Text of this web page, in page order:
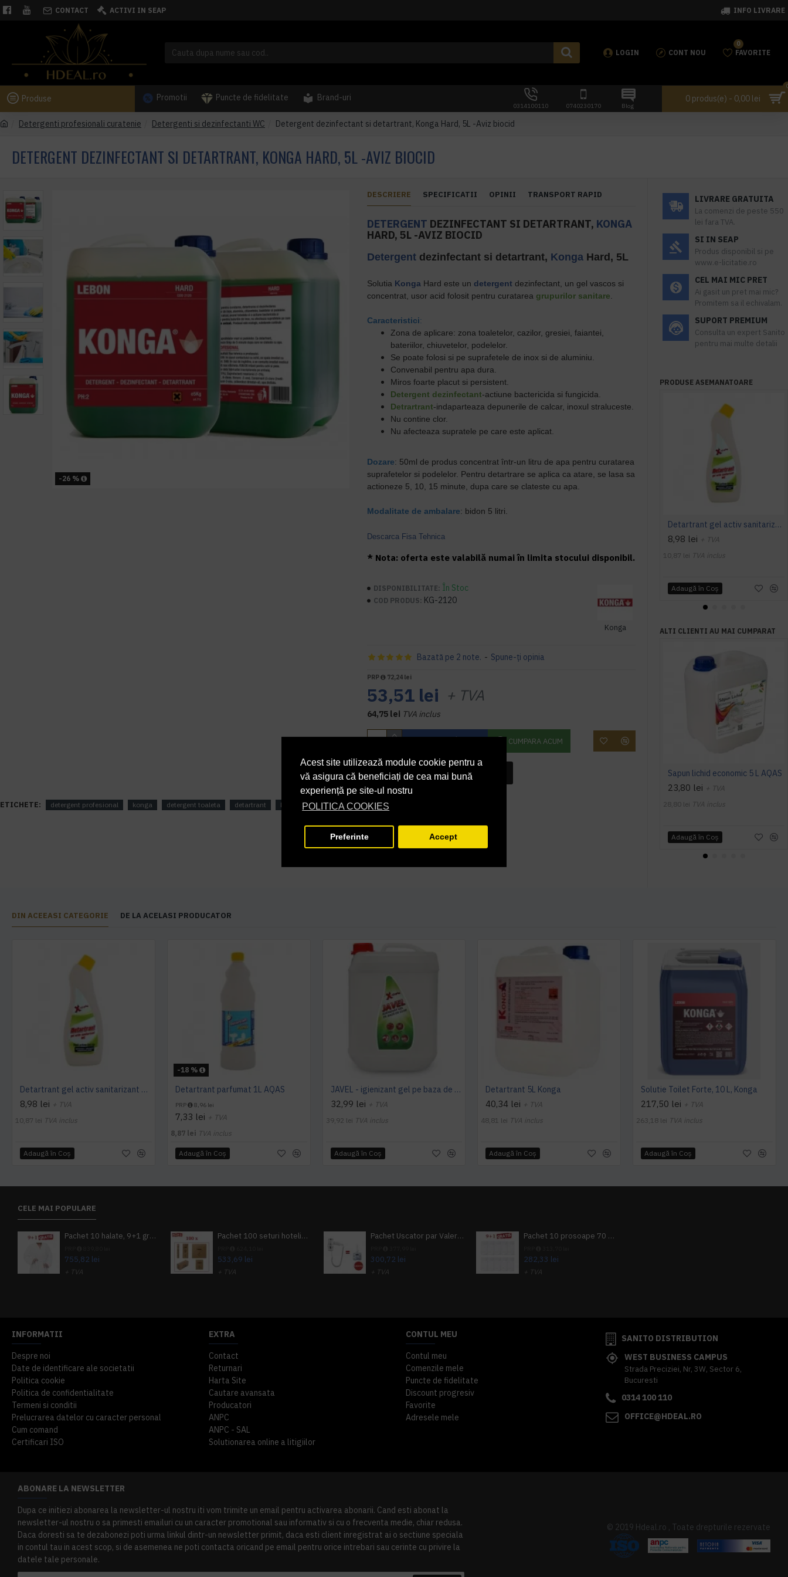
Acest site utilizează module cookie pentru a
vă asigura că beneficiați de cea mai bună
experiență pe site-ul nostru
POLITICA COOKIES
Preferinte Accept
CONTACT ACTIVI IN SEAP INFO LIVRARE
LOGIN CONT NOU FAVORITE
0
Produse Promotii Puncte de fidelitate Brand-uri
0314100110 0740230170 Blog
0 produs(e) - 0,00 lei
Detergenti profesionali curatenie Detergenti si dezinfectanti WC Detergent dezinfectant si detartrant, Konga Hard, 5L -Aviz biocid
DETERGENT DEZINFECTANT SI DETARTRANT, KONGA HARD, 5L -AVIZ BIOCID
-26 %
DESCRIERE SPECIFICATII OPINII TRANSPORT RAPID
DETERGENT DEZINFECTANT SI DETARTRANT, KONGA
HARD, 5L -AVIZ BIOCID
Detergent dezinfectant si detartrant, Konga Hard, 5L
Solutia Konga Hard este un detergent dezinfectant, un gel vascos si
concentrat, usor acid folosit pentru curatarea grupurilor sanitare
Caracteristici:
Zona de aplicare: zona toaletelor, cazilor, gresiei, faiantei,
bateriilor, chiuvetelor, podelelor.
Se poate folosi si pe suprafetele de inox si de aluminiu.
Convenabil pentru apa dura.
Miros foarte placut si persistent.
Detergent dezinfectant-actiune bactericida si fungicida.
Detrartrant-indaparteaza depunerile de calcar, inoxul straluceste.
Nu contine clor.
Nu afecteaza supratele pe care este aplicat.
Dozare: 50ml de produs concentrat într-un litru de apa pentru curatarea
suprafetelor si podelelor. Pentru detartrare se aplica ca atare, se lasa sa
actioneze 5, 10, 15 minute, dupa care se clateste cu apa.
Modalitate de ambalare: bidon 5 litri.
Descarca Fisa Tehnica
* Nota: oferta este valabilă numai în limita stocului disponibil.
DISPONIBILITATE: În Stoc
COD PRODUS: KG-2120
Konga
Bazată pe 2 note. - Spune-ţi opinia
PRP 72,24 lei
53,51 lei + TVA
64,75 lei TVA inclus
CUMPARA ACUM
INTREABA DESPRE ACEST PRODUS
ETICHETE: detergent profesional konga detergent toaleta detartrant konga hard aviz biocid
LIVRARE GRATUITA
La comenzi de peste 550
lei fara TVA.
SI IN SEAP
Produs disponibil si pe
www.e-licitatie.ro
CEL MAI MIC PRET
Ai gasit un pret mai mic?
Promitem sa il echivalam.
SUPORT PREMIUM
Consulta un expert Sanito
pentru mai multe detalii
PRODUSE ASEMANATOARE
Detartrant gel activ sanitarizant 750ml AQAS
8,98 lei + TVA
10,87 lei TVA inclus
Adaugă în Coş
ALTI CLIENTI AU MAI CUMPARAT
Sapun lichid economic 5 L AQAS
23,80 lei + TVA
28,80 lei TVA inclus
Adaugă în Coş
DIN ACEEASI CATEGORIE DE LA ACELASI PRODUCATOR
Detartrant gel activ sanitarizant 750ml AQAS
8,98 lei + TVA
10,87 lei TVA inclus
Adaugă în Coş
-18 %
Detartrant parfumat 1L AQAS
PRP 8,96 lei
7,33 lei + TVA
8,87 lei TVA inclus
Adaugă în Coş
JAVEL - igienizant gel pe baza de clor 5 L AQAS
32,99 lei + TVA
39,92 lei TVA inclus
Adaugă în Coş
Detartrant 5L Konga
40,34 lei + TVA
48,81 lei TVA inclus
Adaugă în Coş
Solutie Toilet Forte, 10 L, Konga
217,50 lei + TVA
263,18 lei TVA inclus
Adaugă în Coş
CELE MAI POPULARE
Pachet 10 halate, 9+1 gratuit
755,82 lei
+ TVA
Pachet 100 seturi hoteliere, set dentar, set barbierit, casca de dus, pila unghii, set cusut
533,69 lei
+ TVA
Pachet Uscator par Valera Action Super Plus + GRATUIT Sampon si gel de dus Tork
300,72 lei
+ TVA
Pachet 10 prosoape 70 x 140cm 9 + 1 gratuit
282,33 lei
+ TVA
INFORMATII
Despre noi
Date de identificare ale societatii
Politica cookie
Politica de confidentialitate
Termeni si conditii
Prelucrarea datelor cu caracter personal
Cum comand
Certificari ISO
EXTRA
Contact
Returnari
Harta Site
Cautare avansata
Producatori
ANPC
ANPC - SAL
Solutionarea online a litigiilor
CONTUL MEU
Contul meu
Comenzile mele
Puncte de fidelitate
Discount progresiv
Favorite
Adresele mele
SANITO DISTRIBUTION
WEST BUSINESS CAMPUS
Strada Preciziei, Nr, 3W, Sector 6,
Bucuresti
0314 100 110
OFFICE@HDEAL.RO
ABONARE LA NEWSLETTER
Dupa ce initiezi abonarea la newsletter-ul nostru iti vom trimite un email pentru activarea abonarii. Cand esti abonat la
newsletter-ul nostru o sa primesti emailuri cu un caracter promotional sau informativ si cu o frecventa medie, chiar redusa.
Daca doresti sa te dezabonezi poti urma linkul dintr-un newsletter primit, daca esti client inregistrat ai o sectiune speciala
in contul tau in acest scop, si de asemenea ne poti contacta oricand pe email pentru orice intrebari sau cerinte cu privire la
datele tale personale.
© 2019 Hdeal.ro , Toate drepturile rezervate